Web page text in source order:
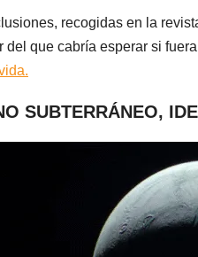
recogidas en la
del que cabría esperar si
SUBTERRÁNEO,